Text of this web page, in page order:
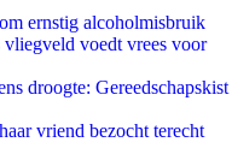
ernstig alcoholmisbruik
voedt vrees voor
droogte: Gereedschapskist
vriend bezocht terecht